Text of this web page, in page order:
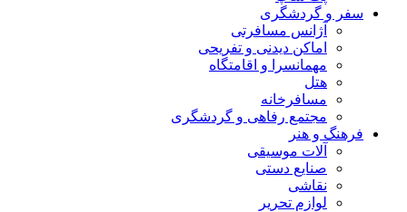
سفر و گردشگری
آژانس مسافرتی
اماکن دیدنی و تفریحی
مهمانسرا و اقامتگاه
هتل
مسافرخانه
مجتمع رفاهی و گردشگری
فرهنگ و هنر
آلات موسیقی
صنایع دستی
نقاشی
لوازم تحریر